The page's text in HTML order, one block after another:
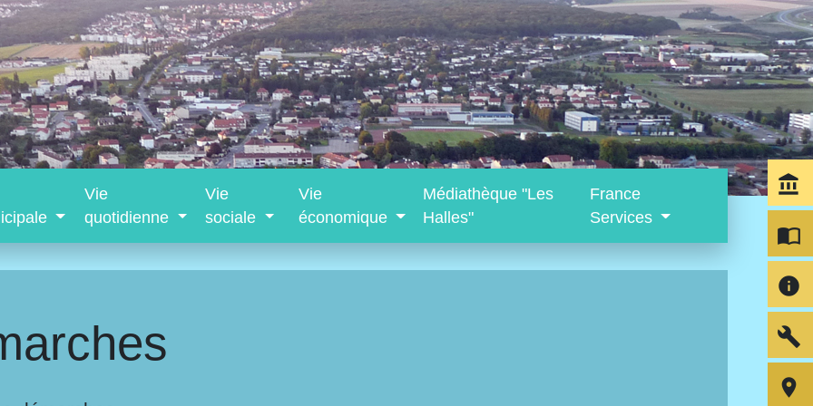
Vie
quotidienne
Vie
sociale
Vie
économique
Médiathèque "Les
Halles"
France
Services
account_balance
import_contacts
info
build
room